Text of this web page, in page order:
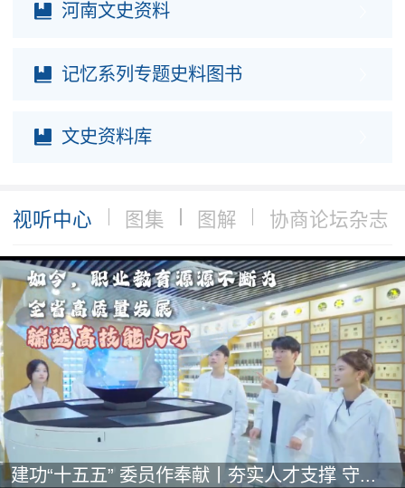
河南文史资料
记忆系列专题史料图书
文史资料库
视听中心 图集 图解 协商论坛杂志
建功“十五五” 委员作奉献丨夯实人才支撑 守...